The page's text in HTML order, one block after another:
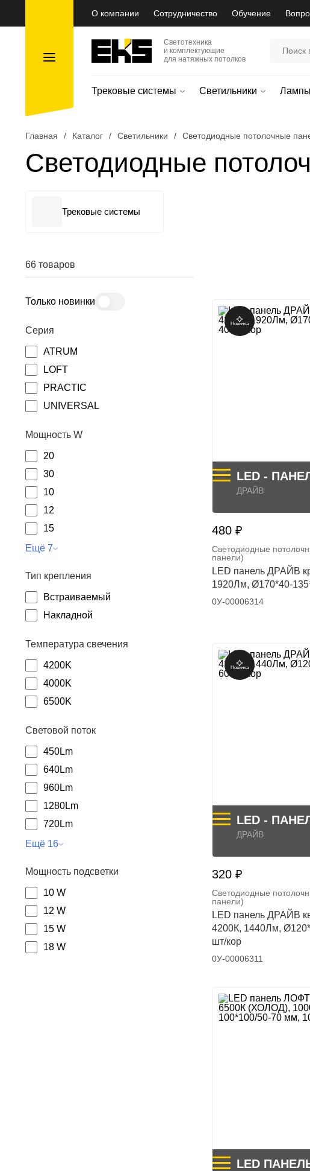
О компании Сотрудничество Обучение
Светотехника
и комплектующие
для натяжных потолков
Трековые системы Светильники Лампы
Главная / Каталог / Светильники / Светодиодные потолочные
Светодиодные
Трековые системы
66 товаров
Только новинки
Серия
ATRUM
LOFT
PRACTIC
UNIVERSAL
Мощность W
20
30
10
12
15
Ещё 7
Тип крепления
Встраиваемый
Накладной
Температура свечения
4200K
4000K
6500K
Световой поток
450Lm
640Lm
960Lm
1280Lm
720Lm
Ещё 16
Мощность подсветки
10 W
12 W
15 W
18 W
Новинка
LED -
ДРАЙВ
480 ₽
Светодиодные
панели)
LED панель ДРАЙВ
1920Лм, Ø170*40-
0У-00006314
Новинка
LED -
ДРАЙВ
320 ₽
Светодиодные
панели)
LED панель ДРАЙВ
4200К, 1440Лм,
шт/кор
0У-00006311
LED